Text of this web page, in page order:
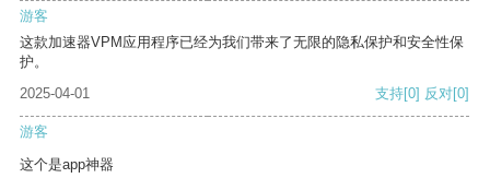
游客
这款加速器VPM应用程序已经为我们带来了无限的隐私保护和安全性保
护。
2025-04-01
支持[0] 反对[0]
游客
这个是app神器